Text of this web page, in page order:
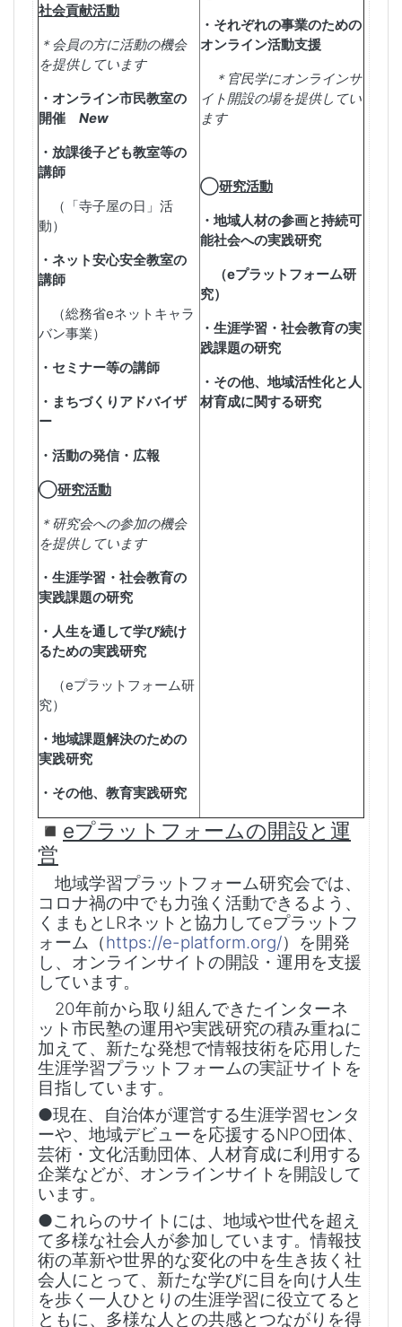
社会貢献活動
＊会員の方に活動の機会
を提供しています
・オンライン市民教室の
開催 New
・放課後子ども教室等の
講師
（「寺子屋の日」活
動）
・ネット安心安全教室の
講師
（総務省eネットキャラ
バン事業）
・セミナー等の講師
・まちづくりアドバイザ
ー
・活動の発信・広報
◯研究活動
＊研究会への参加の機会
を提供しています
・生涯学習・社会教育の
実践課題の研究
・人生を通して学び続け
るための実践研究
（eプラットフォーム研
究）
・地域課題解決のための
実践研究
・その他、教育実践研究
・それぞれの事業のための
オンライン活動支援
＊官民学にオンラインサ
イト開設の場を提供し てい
ます
◯研究活動
・地域人材の参画と持続可
能社会への実践研究
（eプラットフォーム研
究）
・生涯学習・社会教育の実
践課題の研究
・その他、地域活性化と人
材育成に関する研究
◾️ eプラットフォームの開設と運
営
地域学習プラットフォーム研究会では、
コロナ禍の中でも力強く活動できるよう、
くまもと LRネットと協力してeプラットフ
ォーム（https://e-platform.org/）を開発
し、オンラインサイトの開設・運用を支援
しています。
20年前から取り組んできたインターネ
ット市民塾の運用や実践研究の積み重ねに
加えて、新たな発想で情報技術を応用した
生涯学習プラットフォームの実証サイトを
目指しています。
●現在、自治体が運営する生涯学習センタ
ーや、地域デビューを応援するNPO団体、
芸術・文化活動団体、人材育成に利用する
企業などが、オンラインサイトを開設して
います。
●これらのサイトには、地域や世代を超え
て多様な社会人が参加しています。情報技
術の革新や世界的な変化の中を生き抜く社
会人にとって、新たな学びに目を向け人生
を歩く一人ひとりの生涯学習に役立てると
ともに、多様な人との共感とつながりを得